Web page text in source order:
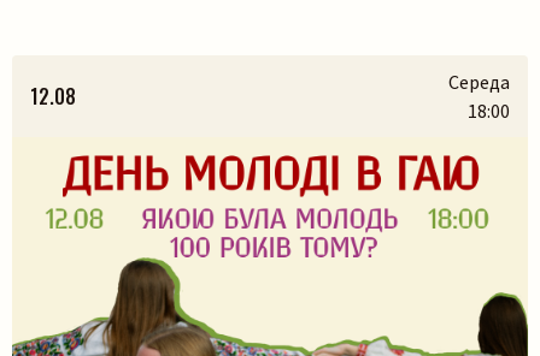
12.08
Середа
18:00